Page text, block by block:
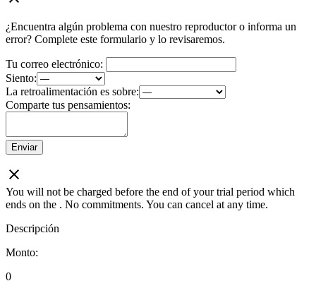
¿Encuentra algún problema con nuestro reproductor o informa un
error? Complete este formulario y lo revisaremos.
Tu correo electrónico:
Siento:
La retroalimentación es sobre:
Comparte tus pensamientos:
Enviar
You will not be charged before the end of your trial period which
ends on the . No commitments. You can cancel at any time.
Descripción
Monto:
0